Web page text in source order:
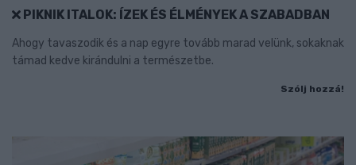
PIKNIK ITALOK: ÍZEK ÉS ÉLMÉNYEK A SZABADBAN
Ahogy tavaszodik és a nap egyre tovább marad velünk, sokaknak
támad kedve kirándulni a természetbe.
Szólj hozzá!